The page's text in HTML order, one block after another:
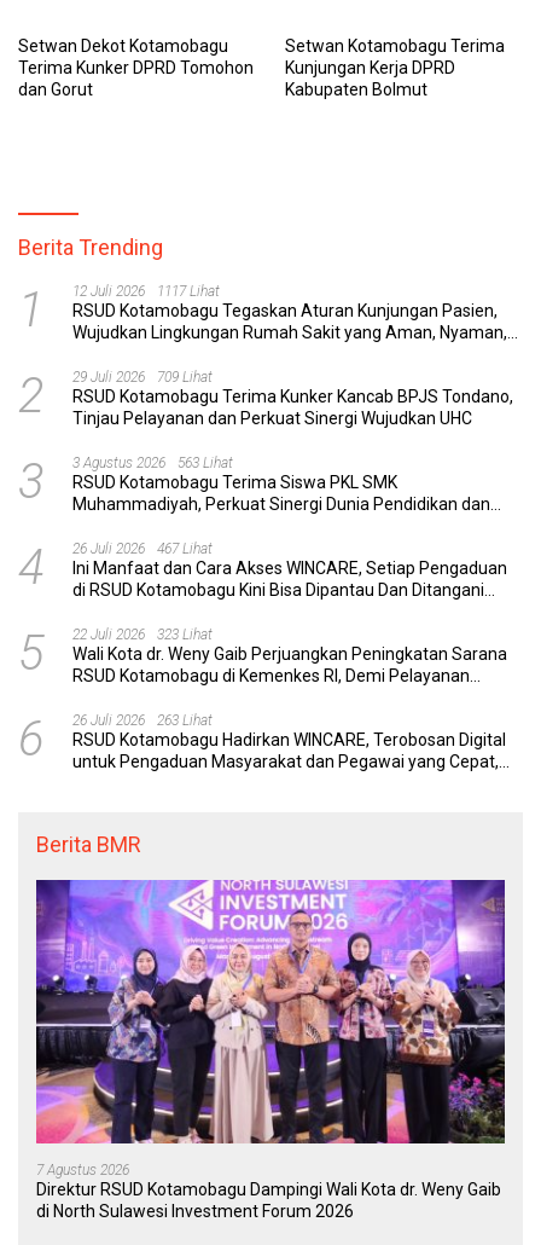
Setwan Dekot Kotamobagu
Terima Kunker DPRD Tomohon
dan Gorut
Setwan Kotamobagu Terima
Kunjungan Kerja DPRD
Kabupaten Bolmut
Berita Trending
1 12 Juli 2026 1117 Lihat
RSUD Kotamobagu Tegaskan Aturan Kunjungan Pasien,
Wujudkan Lingkungan Rumah Sakit yang Aman, Nyaman,
2 29 Juli 2026 709 Lihat
RSUD Kotamobagu Terima Kunker Kancab BPJS Tondano,
Tinjau Pelayanan dan Perkuat Sinergi Wujudkan UHC
3 3 Agustus 2026 563 Lihat
RSUD Kotamobagu Terima Siswa PKL SMK
Muhammadiyah, Perkuat Sinergi Dunia Pendidikan dan
4 26 Juli 2026 467 Lihat
Ini Manfaat dan Cara Akses WINCARE, Setiap Pengaduan
di RSUD Kotamobagu Kini Bisa Dipantau Dan Ditangani
5 22 Juli 2026 323 Lihat
Wali Kota dr. Weny Gaib Perjuangkan Peningkatan Sarana
RSUD Kotamobagu di Kemenkes RI, Demi Pelayanan
6 26 Juli 2026 263 Lihat
RSUD Kotamobagu Hadirkan WINCARE, Terobosan Digital
untuk Pengaduan Masyarakat dan Pegawai yang Cepat,
Berita BMR
7 Agustus 2026
Direktur RSUD Kotamobagu Dampingi Wali Kota dr. Weny Gaib
di North Sulawesi Investment Forum 2026